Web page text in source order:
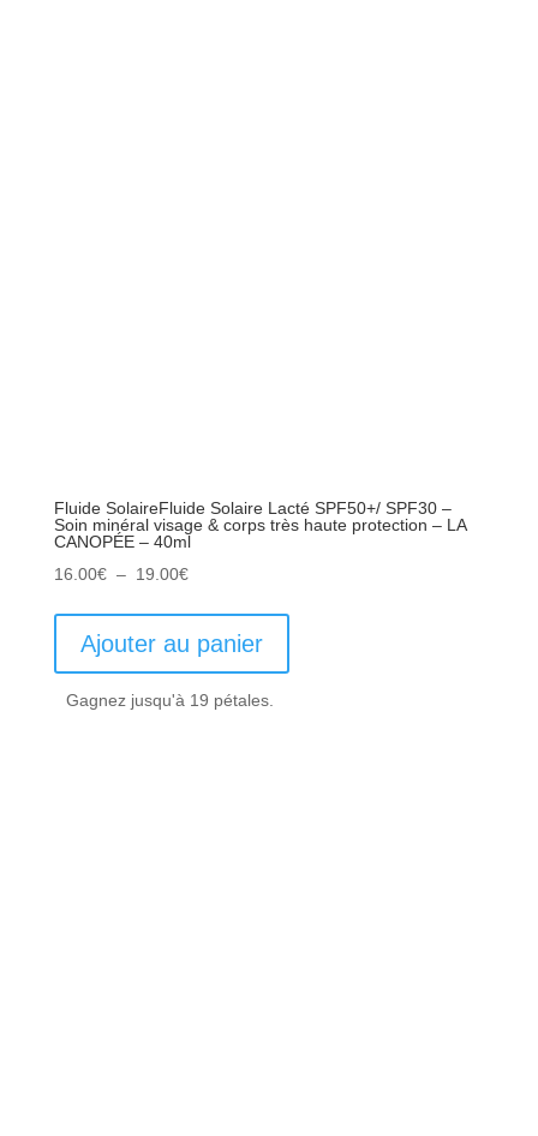
Fluide SolaireFluide Solaire Lacté SPF50+/ SPF30 –
Soin minéral visage & corps très haute protection – LA
CANOPÉE – 40ml
16.00€ – 19.00€Plage
prix :
à
Ajouter au panier
Gagnez jusqu'à 19 pétales.